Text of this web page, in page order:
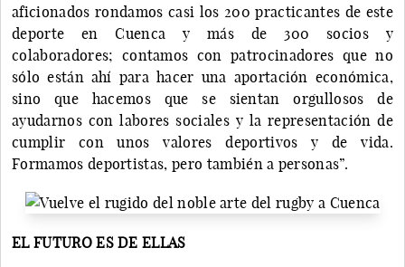
aficionados rondamos casi los 200 practicantes de este
deporte en Cuenca y más de 300 socios y
colaboradores; contamos con patrocinadores que no
sólo están ahí para hacer una aportación económica,
sino que hacemos que se sientan orgullosos de
ayudarnos con labores sociales y la representación de
cumplir con unos valores deportivos y de vida.
Formamos deportistas, pero también a personas”.
EL FUTURO ES DE ELLAS